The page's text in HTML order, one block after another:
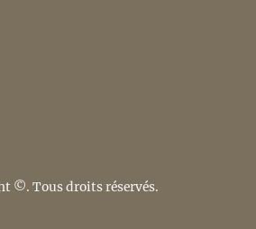
©. Tous droits réservés.